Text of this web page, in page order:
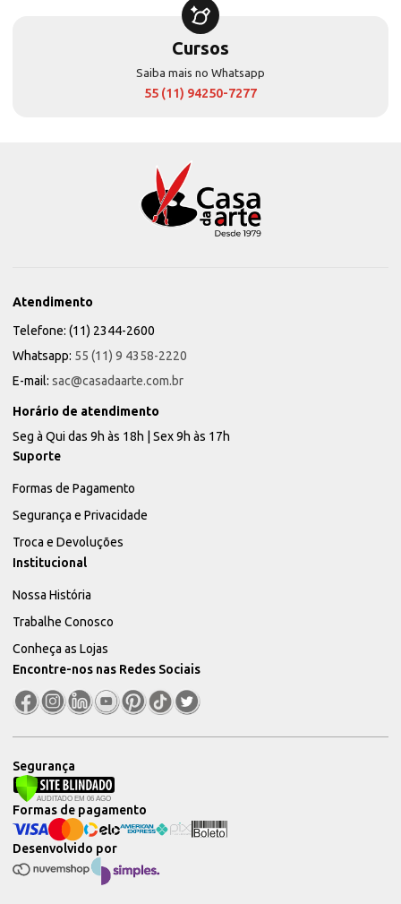
Cursos
Saiba mais no Whatsapp
55 (11) 94250-7277
Atendimento
Telefone: (11) 2344-2600
Whatsapp: 55 (11) 9 4358-2220
E-mail: sac@casadaarte.com.br
Horário de atendimento
Seg à Qui das 9h às 18h | Sex 9h às 17h
Suporte
Formas de Pagamento
Segurança e Privacidade
Troca e Devoluções
Institucional
Nossa História
Trabalhe Conosco
Conheça as Lojas
Encontre-nos nas Redes Sociais
Segurança
Desenvolvido por
Formas de pagamento